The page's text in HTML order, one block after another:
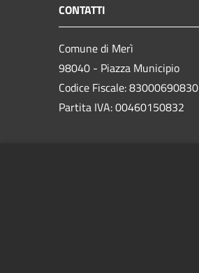
CONTATTI
Comune di Merì
98040 - Piazza Municipio
Codice Fiscale: 83000690830
Partita IVA: 00460150832